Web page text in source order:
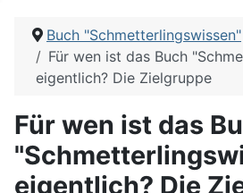
Buch "Schmetterlingswissen"
Für wen ist das Buch
eigentlich? Die Zielgruppe
Für wen ist das
eigentlich? Die